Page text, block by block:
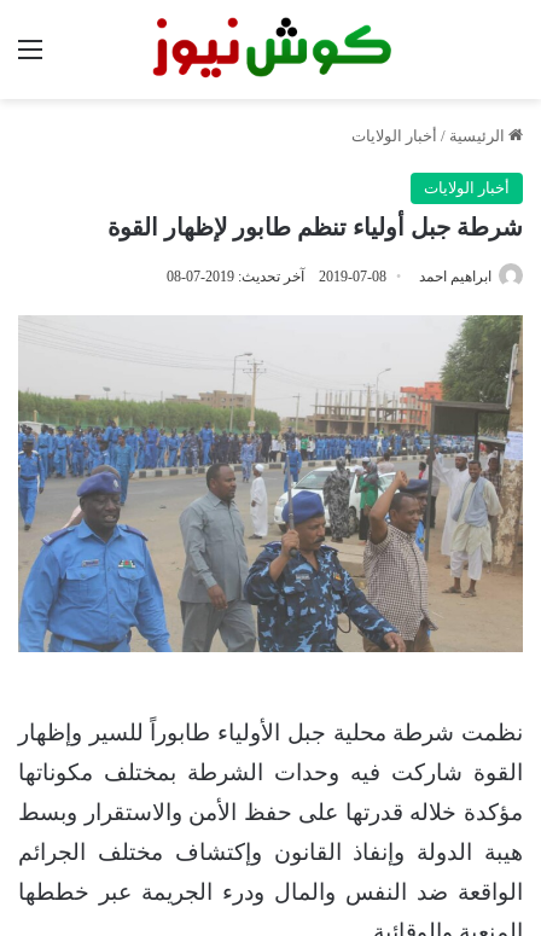
الرئيسية / أخبار الولايات
أخبار الولايات
شرطة جبل أولياء تنظم طابور لإظهار القوة
ابراهيم احمد 2019-07-08 آخر تحديث: 2019-07-08
نظمت شرطة محلية جبل الأولياء طابوراً للسير وإظهار
القوة شاركت فيه وحدات الشرطة بمختلف مكوناتها
مؤكدة خلاله قدرتها على حفظ الأمن والاستقرار وبسط
هيبة الدولة وإنفاذ القانون وإكتشاف مختلف الجرائم
الواقعة ضد النفس والمال ودرء الجريمة عبر خططها